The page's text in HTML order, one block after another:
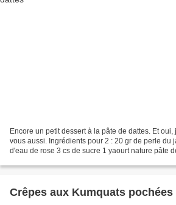
Encore un petit dessert à la pâte de dattes. Et
vous aussi. Ingrédients pour 2 : 20 gr de perle du
d'eau de rose 3 cs de sucre 1 yaourt nature pâte
Crêpes aux Kumquats